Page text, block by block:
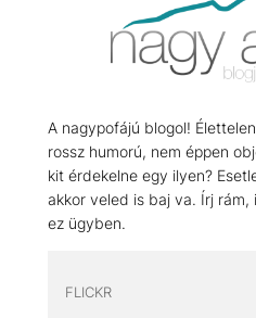
A nagypofájú blogol!
rossz humorú, nem éppen
kit érdekelne egy ilyen?
akkor veled is baj va. Írj
ez ügyben.
FLICKR